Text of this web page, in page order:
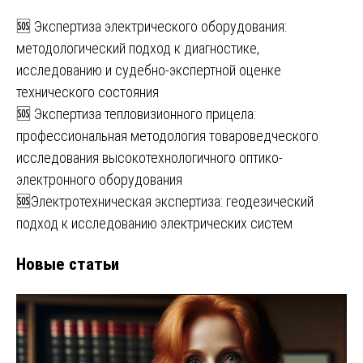
🆘 Экспертиза электрического оборудования:
методологический подход к диагностике,
исследованию и судебно-экспертной оценке
технического состояния
🆘 Экспертиза тепловизионного прицела:
профессиональная методология товароведческого
исследования высокотехнологичного оптико-
электронного оборудования
🆘Электротехническая экспертиза: геодезический
подход к исследованию электрических систем
Новые статьи